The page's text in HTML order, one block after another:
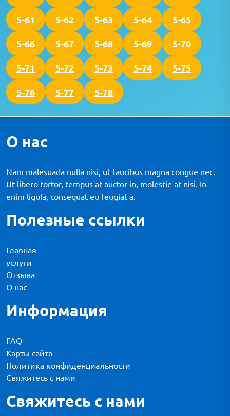
5-61 5-62 5-63 5-64 5-65
5-66 5-67 5-68 5-69 5-70
5-71 5-72 5-73 5-74 5-75
5-76 5-77 5-78
О нас
Nam malesuada nulla nisi, ut faucibus magna congue nec.
Ut libero tortor, tempus at auctor in, molestie at nisi. In
enim ligula, consequat eu feugiat a.
Полезные ссылки
Главная
услуги
Отзыва
О нас
Информация
FAQ
Карты сайта
Политика конфиденциальности
Свяжитесь с нами
Свяжитесь с нами